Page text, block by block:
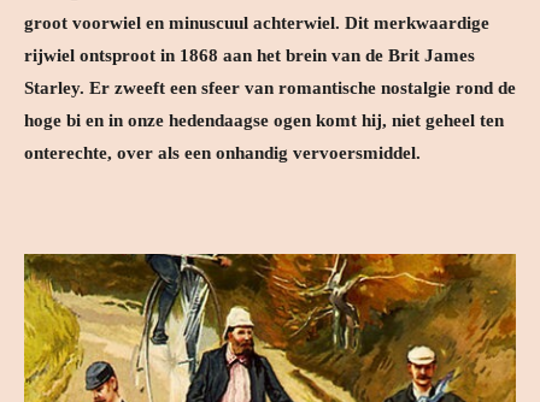
groot voorwiel en minuscuul achterwiel. Dit merkwaardige
rijwiel ontsproot in 1868 aan het brein van de Brit James
Starley. Er zweeft een sfeer van romantische nostalgie rond de
hoge bi en in onze hedendaagse ogen komt hij, niet geheel ten
onterechte, over als een onhandig vervoersmiddel.